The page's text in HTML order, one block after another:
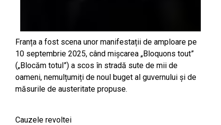
Franța a fost scena unor manifestații de amploare pe
10 septembrie 2025, când mișcarea „Bloquons tout”
(„Blocăm totul”) a scos în stradă sute de mii de
oameni, nemulțumiți de noul buget al guvernului și de
măsurile de austeritate propuse.
Cauzele revoltei